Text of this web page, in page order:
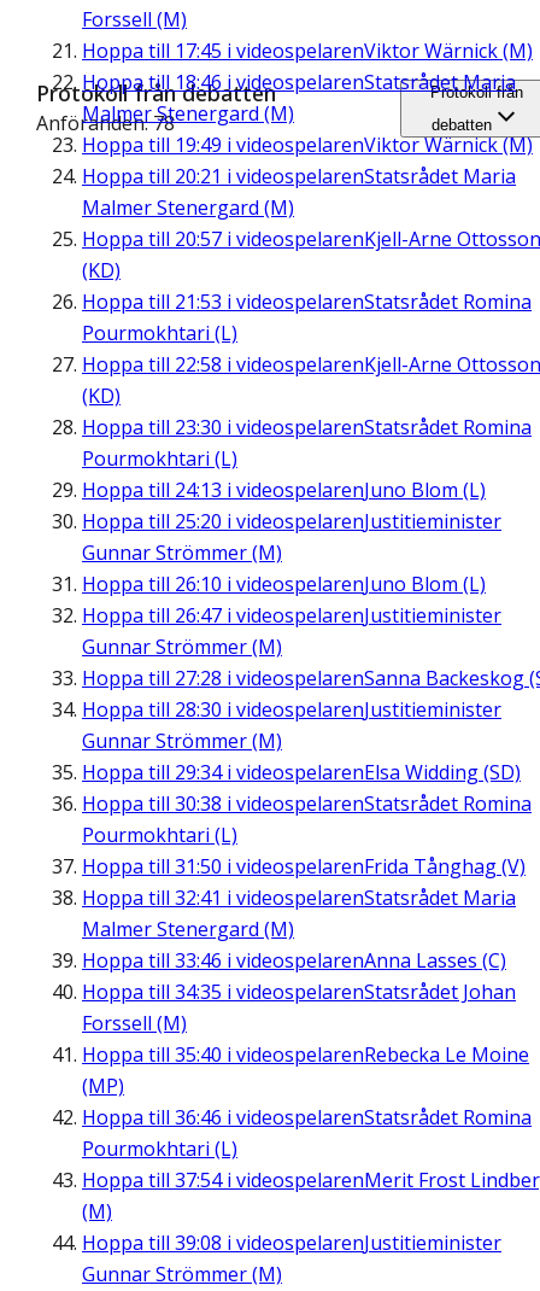
Forssell (M)
Hoppa till 17:45 i videospelarenViktor Wärnick (M)
Hoppa till 18:46 i videospelarenStatsrådet Maria
Malmer Stenergard (M)
Hoppa till 19:49 i videospelarenViktor Wärnick (M)
Hoppa till 20:21 i videospelarenStatsrådet Maria
Malmer Stenergard (M)
Hoppa till 20:57 i videospelarenKjell-Arne Ottosson
(KD)
Hoppa till 21:53 i videospelarenStatsrådet Romina
Pourmokhtari (L)
Hoppa till 22:58 i videospelarenKjell-Arne Ottosson
(KD)
Hoppa till 23:30 i videospelarenStatsrådet Romina
Pourmokhtari (L)
Hoppa till 24:13 i videospelarenJuno Blom (L)
Hoppa till 25:20 i videospelarenJustitieminister
Gunnar Strömmer (M)
Hoppa till 26:10 i videospelarenJuno Blom (L)
Hoppa till 26:47 i videospelarenJustitieminister
Gunnar Strömmer (M)
Hoppa till 27:28 i videospelarenSanna Backeskog
Hoppa till 28:30 i videospelarenJustitieminister
Gunnar Strömmer (M)
Hoppa till 29:34i videospelarenElsa Widding (SD)
Hoppa till 30:38 i videospelarenStatsrådet Romina
Pourmokhtari (L)
Hoppa till 31:50 i videospelarenFrida Tånghag (V)
Hoppa till 32:41 i videospelarenStatsrådet Maria
Malmer Stenergard (M)
Hoppa till 33:46 i videospelarenAnna Lasses (C)
Hoppa till 34:35 i videospelarenStatsrådet Johan
Forssell (M)
Hoppa till 35:40 i videospelarenRebecka Le Moine
(MP)
Hoppa till 36:46 i videospelarenStatsrådet Romina
Pourmokhtari (L)
Hoppa till 37:54i videospelarenMerit Frost
(M)
Hoppa till 39:08 i videospelarenJustitieminister
Gunnar Strömmer (M)
Protokoll från debatten
Anföranden: 78
Protokoll från
debatten